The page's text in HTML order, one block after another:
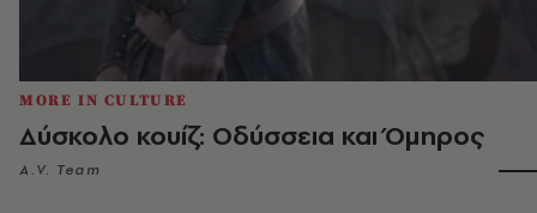
MORE IN CULTURE
Δύσκολο κουίζ: Οδύσσεια και Όμηρος
A.V. Team